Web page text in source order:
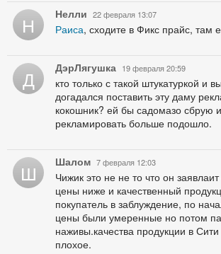
Н Нелли 22 февраля 13:07
Раиса, сходите в Фикс прайс, там
Д ДэрЛягушка 19 февраля 20:59
кто только с такой штукатуркой и
догадался поставить эту даму
кокошник? ей бы садомазо сбрую
рекламировать больше подошло.
Ш Шалом 7 февраля 12:03
Чижик это не не то что он
цены ниже и качественный
покупатель в заблуждение, по
цены были умеренные но потом
наживы.качества продукции в
плохое.